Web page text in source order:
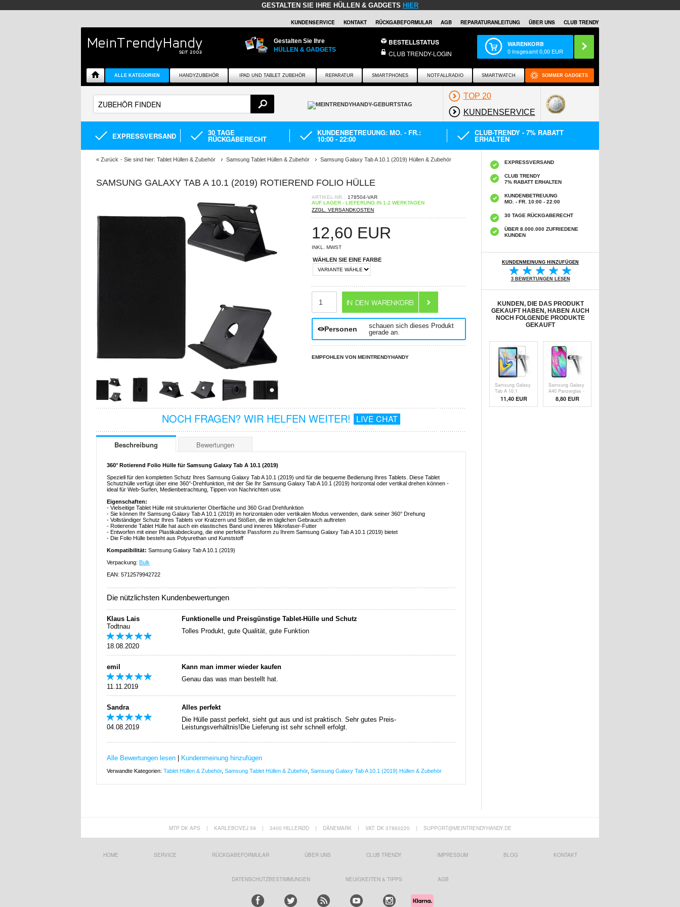
GESTALTEN SIE IHRE HÜLLEN & GADGETS HIER
KUNDENSERVICE KONTAKT RÜCKGABEFORMULAR AGB REPARATURANLEITUNG ÜBER UNS CLUB TRENDY
Gestalten Sie Ihre
HÜLLEN & GADGETS
BESTELLSTATUS
CLUB TRENDY-LOGIN
WARENKORB
0 Insgesamt0,00 EUR
ALLE KATEGORIEN HANDYZUBEHÖR IPAD UND TABLET ZUBEHÖR REPARATUR SMARTPHONES NOTFALLRADIO SMARTWATCH SOMMER GADGETS
TOP 20
KUNDENSERVICE
EXPRESSVERSAND 30 TAGE
RÜCKGABERECHT
KUNDENBETREUUNG: MO. - FR.:
10:00 - 22:00
CLUB-TRENDY - 7% RABATT
ERHALTEN
« Zurück - Sie sind hier: Tablet Hüllen & Zubehör Samsung Tablet Hüllen & Zubehör Samsung Galaxy Tab A 10.1 (2019) Hüllen & Zubehör
SAMSUNG GALAXY TAB A 10.1 (2019) ROTIEREND FOLIO HÜLLE
ARTIKEL-NR.:
178504-VAR
AUF LAGER - LIEFERUNG IN 1-2 WERKTAGEN
ZZGL. VERSANDKOSTEN
12,60 EUR
INKL. MWST
WÄHLEN SIE EINE FARBE
Personen
schauen sich dieses Produkt
gerade an.
EMPFOHLEN VON MEINTRENDYHANDY
NOCH FRAGEN? WIR HELFEN WEITER! LIVE CHAT
Beschreibung Bewertungen
360° Rotierend Folio Hülle für Samsung Galaxy Tab A 10.1 (2019)
Speziell für den kompletten Schutz Ihres Samsung Galaxy Tab A 10.1 (2019) und für die bequeme Bedienung Ihres Tablets. Diese Tablet
Schutzhülle verfügt über eine 360​°-Drehfunktion, mit der Sie Ihr Samsung Galaxy Tab A 10.1 (2019) horizontal oder vertikal drehen können -
ideal für Web-Surfen, Medienbetrachtung, Tippen von Nachrichten usw.
Eigenschaften:
- Vielseitige Tablet Hülle mit strukturierter Oberfläche und 360 Grad Drehfunktion
- Sie können Ihr Samsung Galaxy Tab A 10.1 (2019) im horizontalen oder vertikalen Modus verwenden, dank seiner 360° Drehung
- Vollständiger Schutz Ihres Tablets vor Kratzern und Stößen, die im täglichen Gebrauch auftreten
- Rotierende Tablet Hülle hat auch ein elastisches Band und inneres Mikrofaser-Futter
- Entworfen mit einer Plastikabdeckung, die eine perfekte Passform zu Ihrem Samsung Galaxy Tab A 10.1 (2019) bietet
- Die Folio Hülle besteht aus Polyurethan und Kunststoff
Kompatibilität: Samsung Galaxy Tab A 10.1 (2019)
Verpackung: Bulk
EAN: 5712579942722
Die nützlichsten Kundenbewertungen
Klaus Lais
Todtnau
18.08.2020
Funktionelle und Preisgünstige Tablet-Hülle und Schutz
Tolles Produkt, gute Qualität, gute Funktion
emil
11.11.2019
Kann man immer wieder kaufen
Genau das was man bestellt hat.
Sandra
04.08.2019
Alles perfekt
Die Hülle passt perfekt, sieht gut aus und ist praktisch. Sehr gutes Preis-
Leistungsverhältnis!Die Lieferung ist sehr schnell erfolgt.
Alle Bewertungen lesen Kundenmeinung hinzufügen
Verwandte Kategorien: Tablet Hüllen & Zubehör, Samsung Tablet Hüllen & Zubehör, Samsung Galaxy Tab A 10.1 (2019) Hüllen & Zubehör
EXPRESSVERSAND
CLUB TRENDY
7% RABATT ERHALTEN
KUNDENBETREUUNG
MO. - FR. 10:00 - 22:00
30 TAGE RÜCKGABERECHT
ÜBER 8.000.000 ZUFRIEDENE
KUNDEN
KUNDENMEINUNG HINZUFÜGEN
3 BEWERTUNGEN LESEN
KUNDEN, DIE DAS PRODUKT
GEKAUFT HABEN, HABEN AUCH
NOCH FOLGENDE PRODUKTE
GEKAUFT
Samsung Galaxy
Tab A 10.1
(2019)
Panzerglas - 9H,
0.3mm -
11,40 EUR
Samsung Galaxy
A40 Panzerglas -
9H, 0.3mm -
Durchsichtig
8,80 EUR
MTP DK APS | KARLEBOVEJ 59 | 3400 HILLERØD | DÄNEMARK | VAT: DK 37860220 | SUPPORT@MEINTRENDYHANDY.DE
HOME SERVICE RÜCKGABEFORMULAR ÜBER UNS CLUB TRENDY IMPRESSUM BLOG KONTAKT
DATENSCHUTZBESTIMMUNGEN NEUIGKEITEN & TIPPS AGB